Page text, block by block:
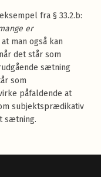
fra § 33.2.b:
er
man også kan
det står som
sætning
som
påfaldende at
subjektsprædikativ
sætning.